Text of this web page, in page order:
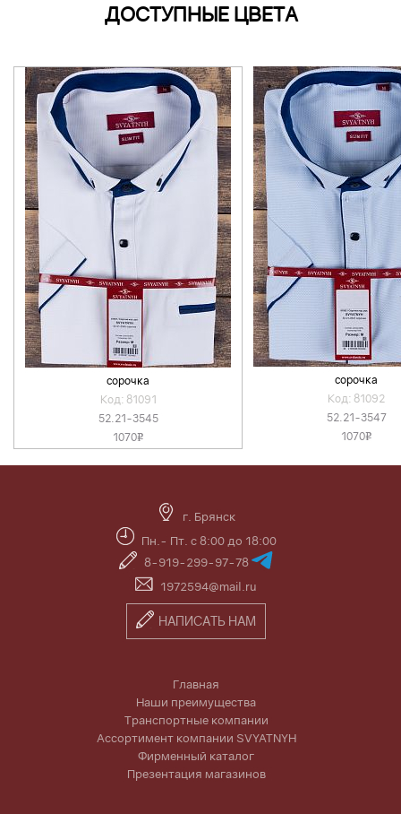
ДОСТУПНЫЕ ЦВЕТА
сорочка
Код: 81091
52.21-3545
1070v
сорочка
Код: 81092
52.21-3547
1070v
г. Брянск
Пн.- Пт. с 8:00 до 18:00
8-919-299-97-78
1972594@mail.ru
НАПИСАТЬ НАМ
Главная
Наши преимущества
Транспортные компании
Ассортимент компании SVYATNYH
Фирменный каталог
Презентация магазинов